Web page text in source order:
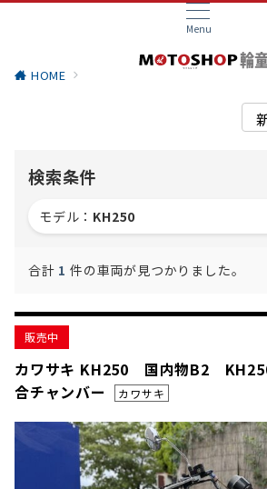
Menu
HOME
検索条件
モデル： KH250
合計 1 件の車両が見つかりました。
販売中
カワサキ KH250 国内物B2
合チャンバー カワサキ